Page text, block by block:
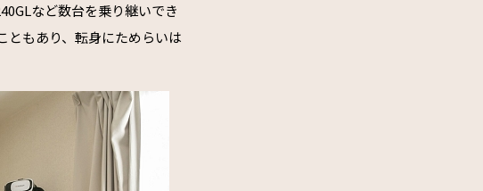
など数台を乗り継いでき
ともあり、転身にためらいは